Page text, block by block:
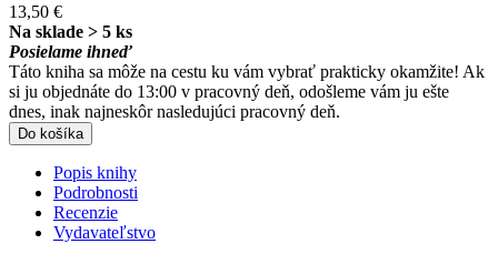
13,50 €
Na sklade > 5 ks
Posielame ihneď
Táto kniha sa môže na cestu ku vám vybrať prakticky okamžite! Ak
si ju objednáte do 13:00 v pracovný deň, odošleme vám ju ešte
dnes, inak najneskôr nasledujúci pracovný deň.
Do košíka
Popis knihy
Podrobnosti
Recenzie
Vydavateľstvo